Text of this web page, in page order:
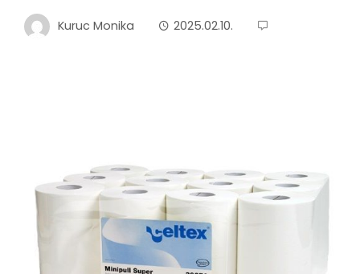
Kuruc Monika 2025.02.10.